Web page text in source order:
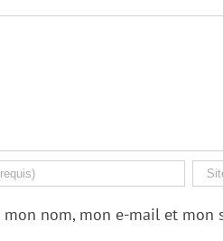
mon nom, mon e-mail et mon